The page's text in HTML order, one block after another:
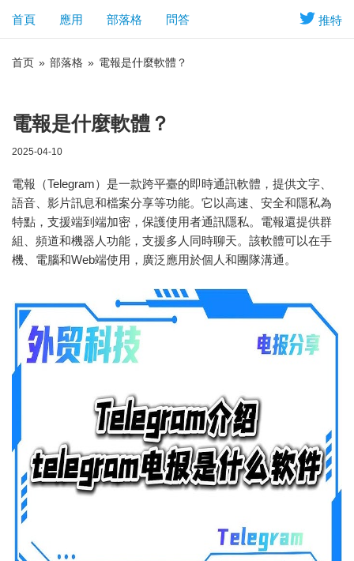
推特
首頁 應用 部落格 問答
首页 » 部落格 » 電報是什麼軟體？
電報是什麼軟體？
2025-04-10
電報（Telegram）是一款跨平臺的即時通訊軟體，提供文字、
語音、影片訊息和檔案分享等功能。它以高速、安全和隱私為
特點，支援端到端加密，保護使用者通訊隱私。電報還提供群
組、頻道和機器人功能，支援多人同時聊天。該軟體可以在手
機、電腦和Web端使用，廣泛應用於個人和團隊溝通。